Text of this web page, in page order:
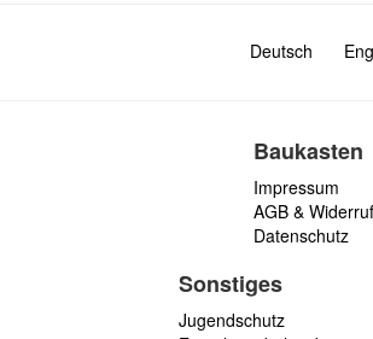
Deutsch
Baukasten
Impressum
AGB &
Datenschutz
Sonstiges
Jugendschutz